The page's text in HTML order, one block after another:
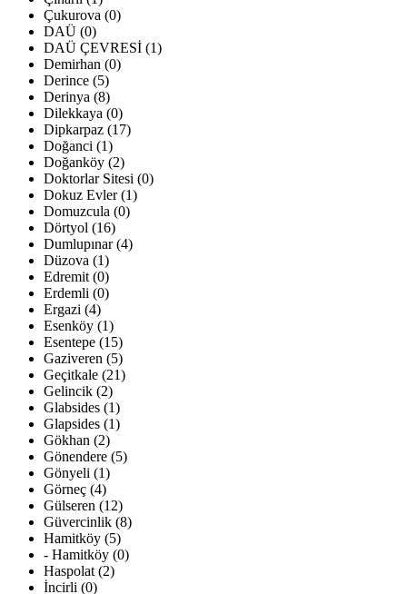
Çukurova (0)
DAÜ (0)
DAÜ ÇEVRESİ (1)
Demirhan (0)
Derince (5)
Derinya (8)
Dilekkaya (0)
Dipkarpaz (17)
Doğanci (1)
Doğanköy (2)
Doktorlar Sitesi (0)
Dokuz Evler (1)
Domuzcula (0)
Dörtyol (16)
Dumlupınar (4)
Düzova (1)
Edremit (0)
Erdemli (0)
Ergazi (4)
Esenköy (1)
Esentepe (15)
Gaziveren (5)
Geçitkale (21)
Gelincik (2)
Glabsides (1)
Glapsides (1)
Gökhan (2)
Gönendere (5)
Gönyeli (1)
Görneç (4)
Gülseren (12)
Güvercinlik (8)
Hamitköy (5)
- Hamitköy (0)
Haspolat (2)
İncirli (0)